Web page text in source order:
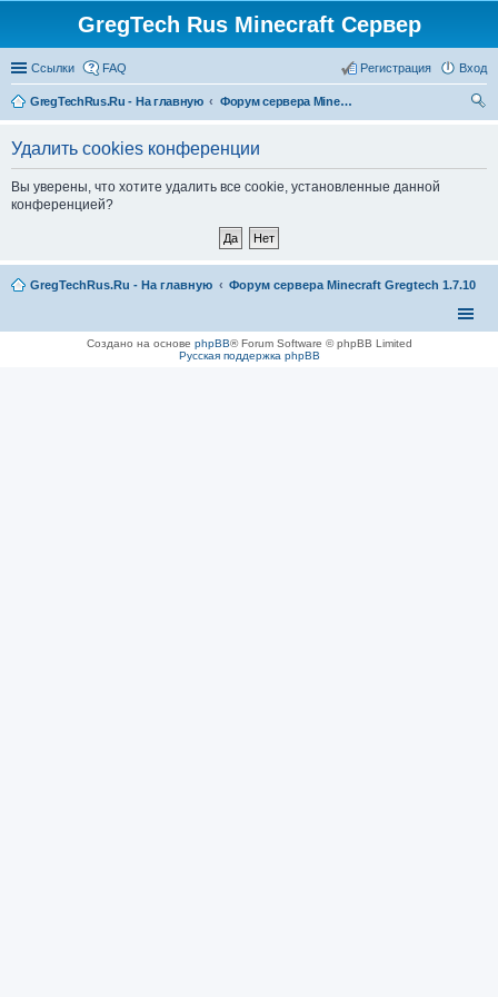
GregTech Rus Minecraft Сервер
Ссылки FAQ Вход
Регистрация
GregTechRus.Ru - На главную
Форум сервера Minecraft Gregtech 1.7.10
Удалить cookies конференции
Вы уверены, что хотите удалить все cookie, установленные данной
конференцией?
GregTechRus.Ru - На главную Форум сервера Minecraft Gregtech 1.7.10
Создано на основе phpBB® Forum Software © phpBB Limited
Русская поддержка phpBB